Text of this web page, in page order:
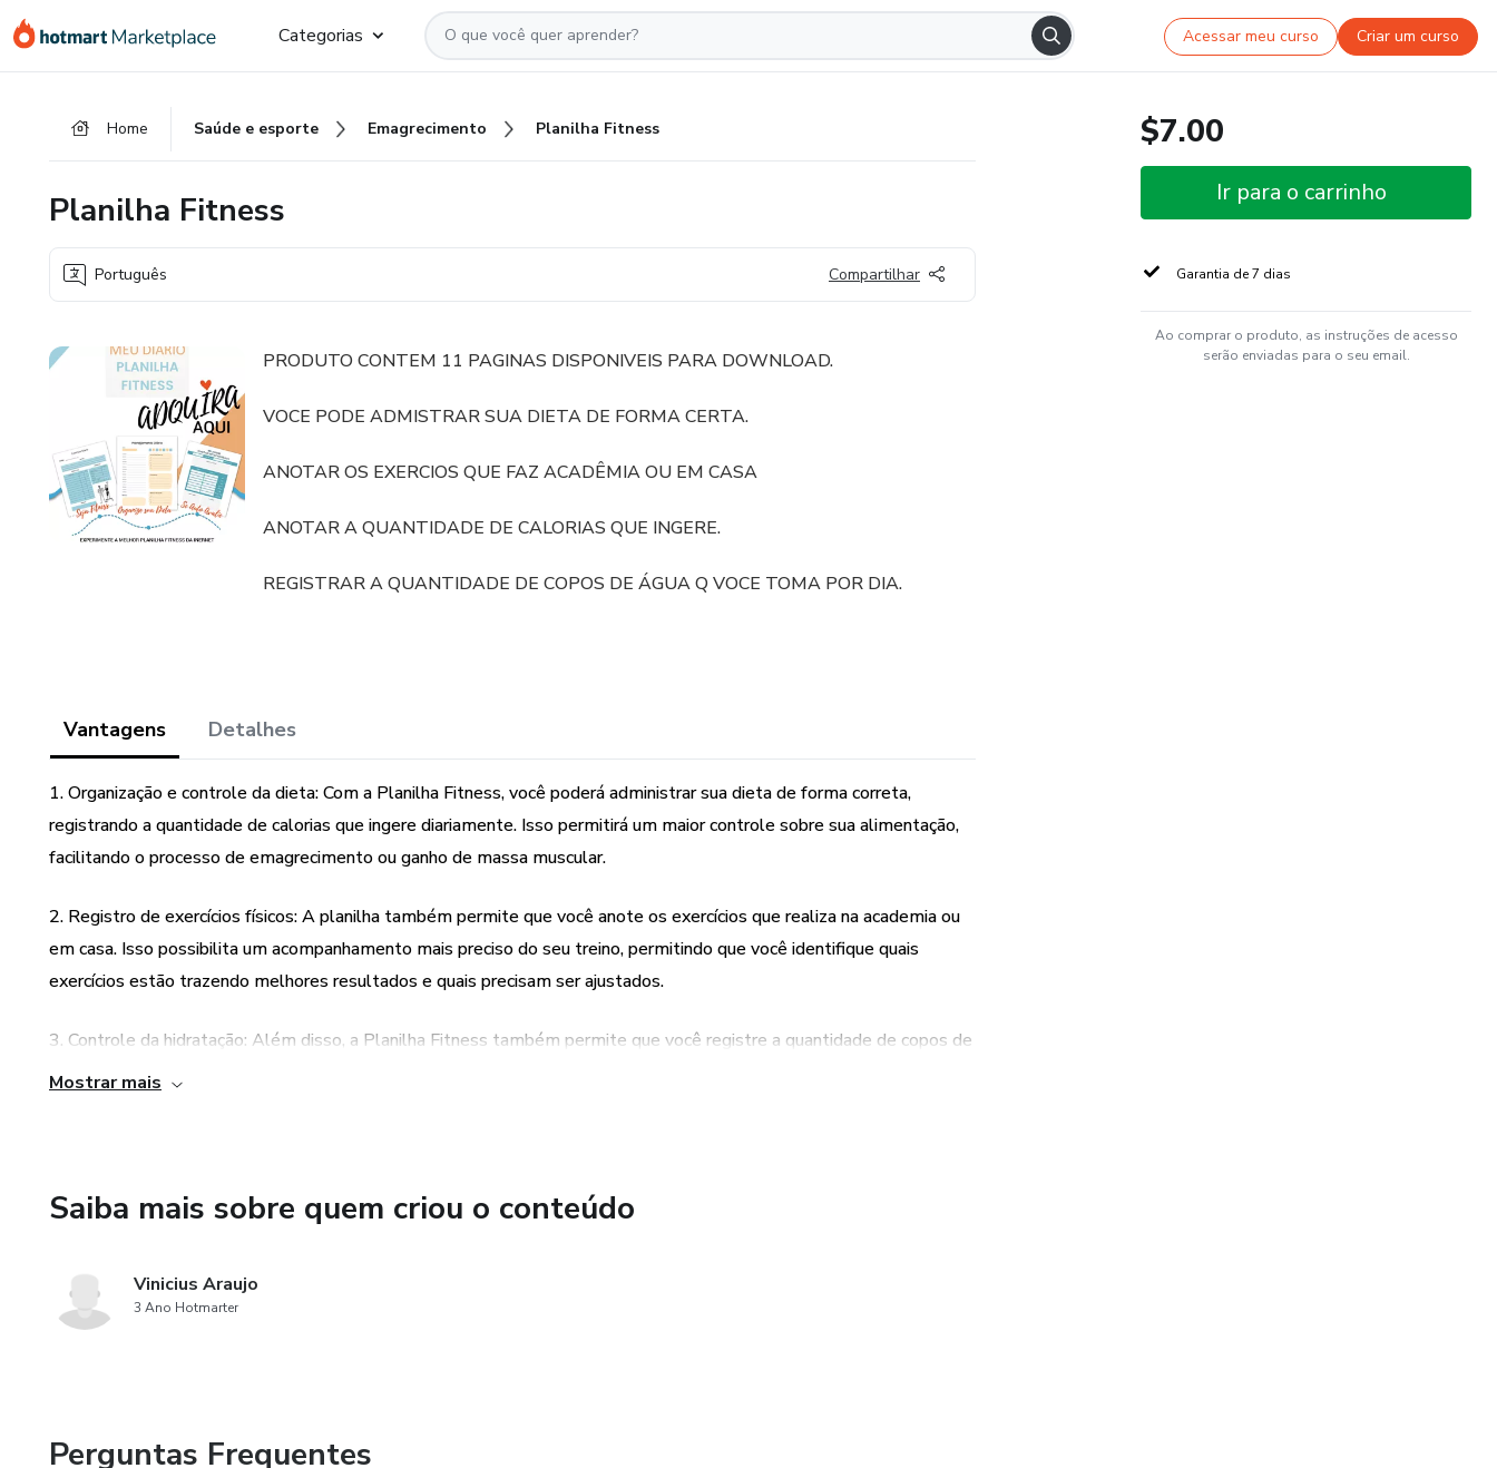
para
para
para
Categorias Acessar meu curso Criar um curso
Home Saúde e esporte Emagrecimento Planilha Fitness
Planilha Fitness
Português Compartilhar
PRODUTO CONTEM 11 PAGINAS DISPONIVEIS PARA DOWNLOAD.
VOCE PODE ADMISTRAR SUA DIETA DE FORMA CERTA.
ANOTAR OS EXERCIOS QUE FAZ ACADÊMIA OU EM CASA
ANOTAR A QUANTIDADE DE CALORIAS QUE INGERE.
REGISTRAR A QUANTIDADE DE COPOS DE ÁGUA Q VOCE TOMA POR DIA.
Vantagens Detalhes
1. Organização e controle da dieta: Com a Planilha Fitness, você poderá administrar sua dieta de forma correta,
registrando a quantidade de calorias que ingere diariamente. Isso permitirá um maior controle sobre sua alimentação,
facilitando o processo de emagrecimento ou ganho de massa muscular.
2. Registro de exercícios físicos: A planilha também permite que você anote os exercícios que realiza na academia ou
em casa. Isso possibilita um acompanhamento mais preciso do seu treino, permitindo que você identifique quais
exercícios estão trazendo melhores resultados e quais precisam ser ajustados.
3. Controle da hidratação: Além disso, a Planilha Fitness também permite que você registre a quantidade de copos de
água que você consome por dia. Manter-se hidratado é essencial para o bom funcionamento do organismo e para
Mostrar mais
Saiba mais sobre quem criou o conteúdo
Vinicius Araujo
3 Ano Hotmarter
Perguntas Frequentes
$7.00
Ir para o carrinho
Garantia de 7 dias
Ao comprar o produto, as instruções de acesso
serão enviadas para o seu email.